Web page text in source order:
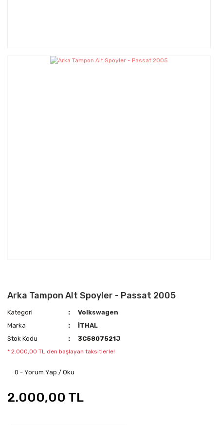
Arka Tampon Alt Spoyler - Passat 2005
Kategori
Volkswagen
Marka
İTHAL
Stok Kodu
3C5807521J
* 2.000,00 TL den başlayan taksitlerle!
0 - Yorum Yap / Oku
2.000,00 TL